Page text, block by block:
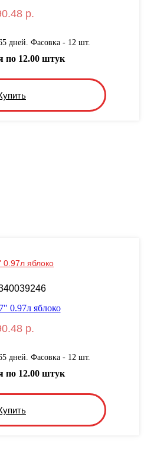
р.
дней. Фасовка - 12 шт.
по 12.00 штук
0.97л яблоко
р.
дней. Фасовка - 12 шт.
по 12.00 штук